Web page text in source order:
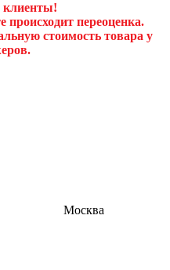
происходит переоценка.
стоимость товара у
Москва